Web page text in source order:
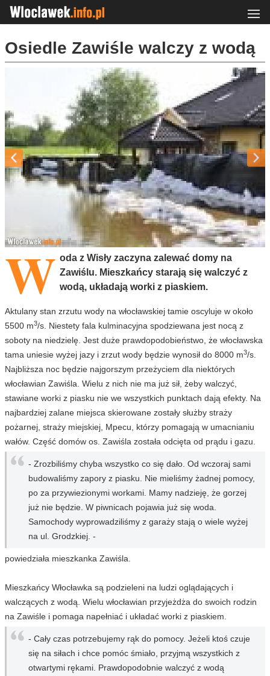
Osiedle Zawiśle walczy z wodą
W oda z Wisły zaczyna zalewać domy na
Zawiślu. Mieszkańcy starają się walczyć z
wodą, układają worki z piaskiem.
Aktulany stan zrzutu wody na włocławskiej tamie oscyluje w około
5500 m3/s. Niestety fala kulminacyjna spodziewana jest nocą z
soboty na niedzielę. Jest duże prawdopodobieństwo, że włocławska
tama uniesie wyżej jazy i zrzut wody będzie wynosił do 8000 m3/s.
Najbliższa noc będzie najgorszym przeżyciem dla niektórych
włocławian Zawiśla. Wielu z nich nie ma już sił, żeby walczyć,
stawiane worki z piasku nie we wszystkich punktach dają efekty. Na
najbardziej zalane miejsca skierowane zostały służby straży
pożarnej, straży miejskiej, Mpecu, którzy pomagają w umacnianiu
wałów. Część domów os. Zawiśla została odcięta od prądu i gazu.
- Zrozbiliśmy chyba wszystko co się dało. Od wczoraj sami
budowaliśmy zapory z piasku. Nie mieliśmy żadnej pomocy,
po za przywiezionymi workami. Mamy nadzieję, że gorzej
już nie będzie. W piwnicach pojawia już się woda.
Samochody wyprowadziliśmy z garaży stają o wiele wyżej
na ul. Grodzkiej. -
powiedziała mieszkanka Zawiśla.
Mieszkańcy Włocławka są podzieleni na ludzi oglądających i
walczących z wodą. Wielu włocławian przyjeżdża do swoich rodzin
na Zawiśle i pomaga napełniać i układać worki z piaskiem.
- Cały czas potrzebujemy rąk do pomocy. Jeżeli ktoś czuje
się na siłach i chce pomóc śmiało, przyjmą wszystkich z
otwartymi rękami. Prawdopodobnie walczyć z wodą